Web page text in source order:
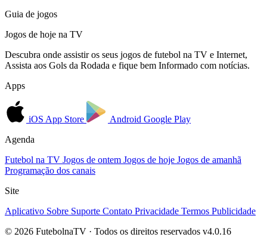
Guia de jogos
Jogos de hoje na TV
Descubra onde assistir os seus jogos de futebol na TV e Internet,
Assista aos Gols da Rodada e fique bem Informado com notícias.
Apps
iOS App Store Android Google Play
Agenda
Futebol na TV Jogos de ontem Jogos de hoje Jogos de amanhã
Programação dos canais
Site
Aplicativo Sobre Suporte Contato Privacidade Termos Publicidade
© 2026 FutebolnaTV · Todos os direitos reservados v4.0.16